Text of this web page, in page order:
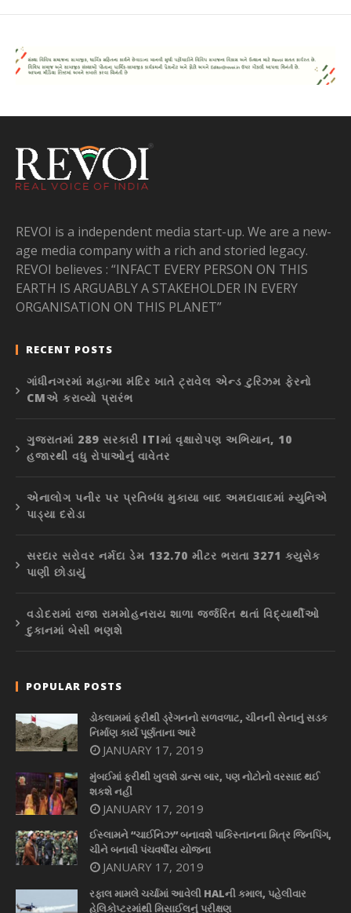
REVOI is a independent media start-up. We are a new-
age media company with a rich and storied legacy.
REVOI believes : “INFACT EVERY PERSON ON THIS
EARTH IS ARGUABLY A STAKEHOLDER IN EVERY
ORGANISATION ON THIS PLANET”
RECENT POSTS
ગાંધીનગરમાં મહાત્મા મંદિર ખાતે ટ્રાવેલ એન્ડ ટુરિઝમ ફેરનો
CMએ કરાવ્યો પ્રારંભ
ગુજરાતમાં 289 સરકારી ITIમાં વૃક્ષારોપણ અભિયાન, 10
હજારથી વધુ રોપાઓનું વાવેતર
એનાલોગ પનીર પર પ્રતિબંધ મુકાયા બાદ અમદાવાદમાં મ્યુનિએ
પાડ્યા દરોડા
સરદાર સરોવર નર્મદા ડેમ 132.70 મીટર ભરાતા 3271 ક્યુસેક
પાણી છોડાયું
વડોદરામાં રાજા રામમોહનરાય શાળા જર્જરિત થતાં વિદ્યાર્થીઓ
દુકાનમાં બેસી ભણશે
POPULAR POSTS
ડોકલામમાં ફરીથી ડ્રેગનનો સળવળાટ, ચીનની સેનાનું સડક
નિર્માણ કાર્ય પૂર્ણતાના આરે
JANUARY 17, 2019
મુંબઈમાં ફરીથી ખુલશે ડાન્સ બાર, પણ નોટોનો વરસાદ થઈ
શકશે નહીં
JANUARY 17, 2019
ઈસ્લામને “ચાઈનિઝ” બનાવશે પાકિસ્તાનના મિત્ર જિનપિંગ,
ચીને બનાવી પંચવર્ષીય યોજના
JANUARY 17, 2019
રફાલ મામલે ચર્ચામાં આવેલી HALની કમાલ, પહેલીવાર
હેલિકોપ્ટરમાંથી મિસાઈલનું પરીક્ષણ